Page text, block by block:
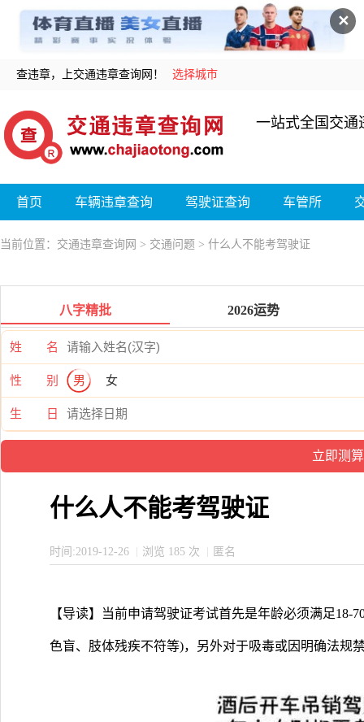
✕
查违章，上交通违章查询网！ 选择城市
一站式全国交通
首页 车辆违章查询 驾驶证查询 车管所
当前位置： 交通违章查询网 > 交通问题 > 什么人不能考驾驶证
八字精批 2026运势
姓 名
性 别 男 女
生 日
什么人不能考驾驶证
时间:2019-12-26 浏览 185 次 匿名
【导读】当前申请驾驶证考试首先是年龄必须满足
色盲、肢体残疾不符等)，另外对于吸毒或因明确法规